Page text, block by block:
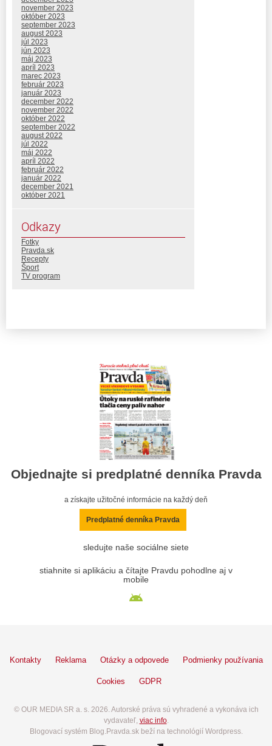
november 2023
október 2023
september 2023
august 2023
júl 2023
jún 2023
máj 2023
apríl 2023
marec 2023
február 2023
január 2023
december 2022
november 2022
október 2022
september 2022
august 2022
júl 2022
máj 2022
apríl 2022
február 2022
január 2022
december 2021
október 2021
Odkazy
Fotky
Pravda.sk
Recepty
Šport
TV program
Objednajte si predplatné denníka Pravda
a získajte užitočné informácie na každý deň
Predplatné denníka Pravda
sledujte naše sociálne siete
stiahnite si aplikáciu a čítajte Pravdu pohodlne aj v
mobile
Kontakty Reklama Otázky a odpovede Podmienky používania
Cookies GDPR
© OUR MEDIA SR a. s. 2026. Autorské práva sú vyhradené a vykonáva ich
vydavateľ, viac info.
Blogovací systém Blog.Pravda.sk beží na technológií Wordpress.